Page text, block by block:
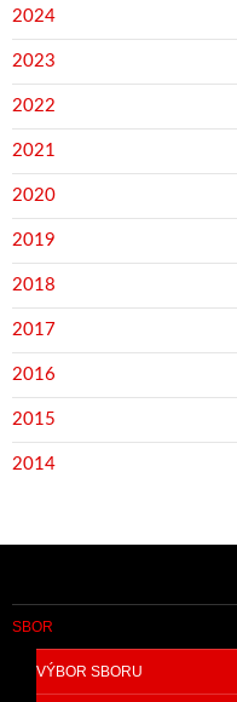
2024
2023
2022
2021
2020
2019
2018
2017
2016
2015
2014
SBOR
VÝBOR SBORU